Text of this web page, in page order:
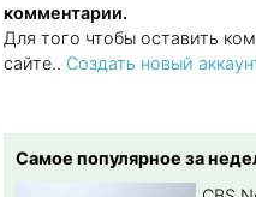
комментарии.
Для того чтобы оставить
сайте.. Создать новый
Самое популярное за